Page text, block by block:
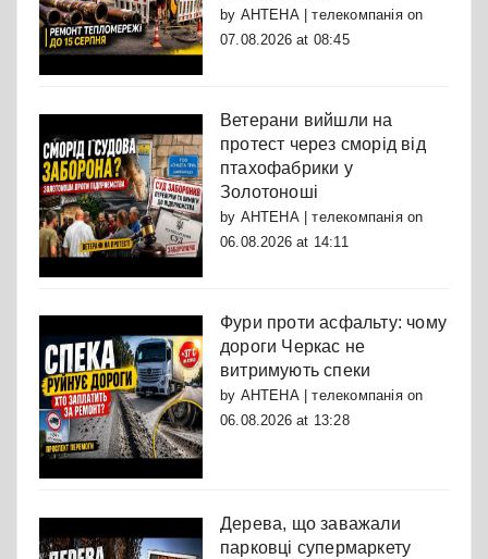
by АНТЕНА | телекомпаніяon
07.08.2026 at 08:45
Ветерани вийшли на
протест через сморід від
птахофабрики у
Золотоноші
by АНТЕНА | телекомпаніяon
06.08.2026 at 14:11
Фури проти асфальту: чому
дороги Черкас не
витримують спеки
by АНТЕНА | телекомпаніяon
06.08.2026 at 13:28
Дерева, що заважали
парковці супермаркету